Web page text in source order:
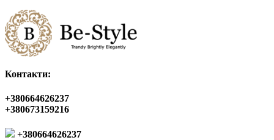
Контакти:
+380664626237
+380673159216
+380664626237